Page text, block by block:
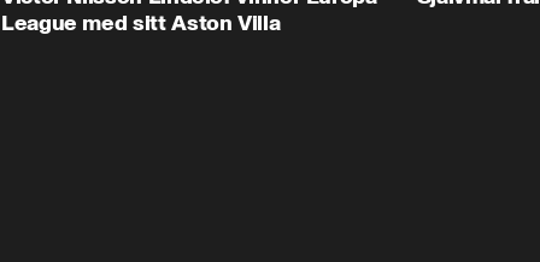
League med sitt Aston Villa